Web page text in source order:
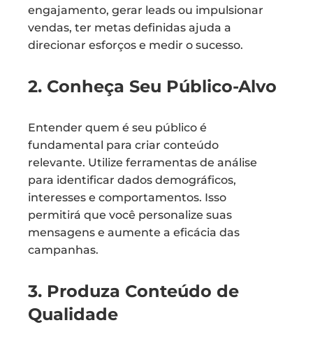
engajamento, gerar leads ou impulsionar
vendas, ter metas definidas ajuda a
direcionar esforços e medir o sucesso.
2. Conheça Seu Público-Alvo
Entender quem é seu público é
fundamental para criar conteúdo
relevante. Utilize ferramentas de análise
para identificar dados demográficos,
interesses e comportamentos. Isso
permitirá que você personalize suas
mensagens e aumente a eficácia das
campanhas.
3. Produza Conteúdo de
Qualidade